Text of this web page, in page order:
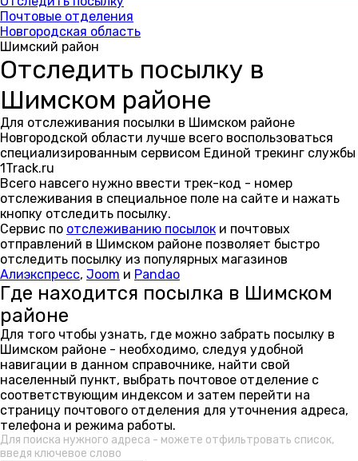
Почтовые отделения
Новгородская область
Шимский район
Отследить посылку в
Шимском районе
Для отслеживания посылки в Шимском районе
Новгородской области лучше всего воспользоваться
специализированным сервисом Единой трекинг службы
1Track.ru
Всего навсего нужно ввести трек-код - номер
отслеживания в специальное поле на сайте и нажать
кнопку отследить посылку.
Сервис по отслеживанию посылок и почтовых
отправлений в Шимском районе позволяет быстро
отследить посылку из популярных магазинов
Алиэкспресс, Joom и Pandao
Где находится посылка в Шимском
районе
Для того чтобы узнать, где можно забрать посылку в
Шимском районе - необходимо, следуя удобной
навигации в данном справочнике, найти свой
населенный пункт, выбрать почтовое отделение с
соответствующим индексом и затем перейти на
страницу почтового отделения для уточнения адреса,
телефона и режима работы.
Для поиска нужного адреса - можете отфильтровать список,
введя ключевое слово